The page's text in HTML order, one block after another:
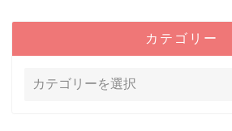
カテゴリー